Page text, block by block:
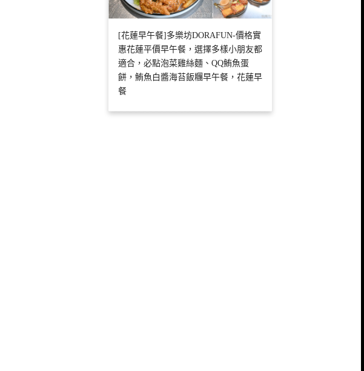
[花蓮早午餐]多樂坊DORAFUN-價格實
惠花蓮平價早午餐，選擇多樣小朋友都
適合，必點泡菜雞絲麵、QQ鮪魚蛋
餅，鮪魚白醬海苔飯糰早午餐，花蓮早
餐